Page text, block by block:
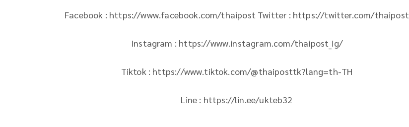
Facebook : https://www.facebook.com/thaipost Twitter : https://twitter.com/thaipost
Instagram : https://www.instagram.com/thaipost_ig/
Tiktok : https://www.tiktok.com/@thaiposttk?lang=th-TH
Line : https://lin.ee/ukteb32